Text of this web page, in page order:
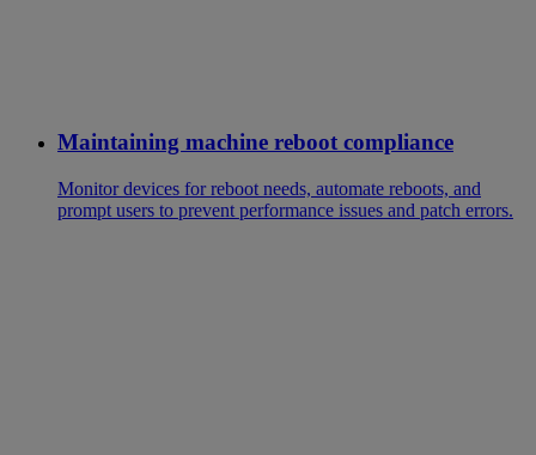
Maintaining machine reboot compliance
Monitor devices for reboot needs, automate reboots, and
prompt users to prevent performance issues and patch errors.